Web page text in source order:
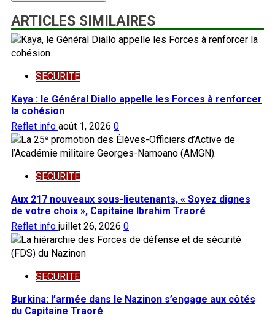
ARTICLES SIMILAIRES
SECURITE
Kaya : le Général Diallo appelle les Forces à renforcer
la cohésion
Reflet info août 1, 2026 0
SECURITE
Aux 217 nouveaux sous-lieutenants, « Soyez dignes
de votre choix », Capitaine Ibrahim Traoré
Reflet info juillet 26, 2026 0
SECURITE
Burkina: l’armée dans le Nazinon s’engage aux côtés
du Capitaine Traoré